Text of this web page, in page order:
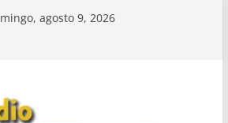
agosto 9, 2026